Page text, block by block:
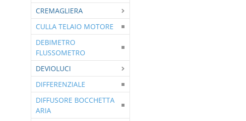
CREMAGLIERA
CULLA TELAIO MOTORE
DEBIMETRO
FLUSSOMETRO
DEVIOLUCI
DIFFERENZIALE
DIFFUSORE BOCCHETTA
ARIA